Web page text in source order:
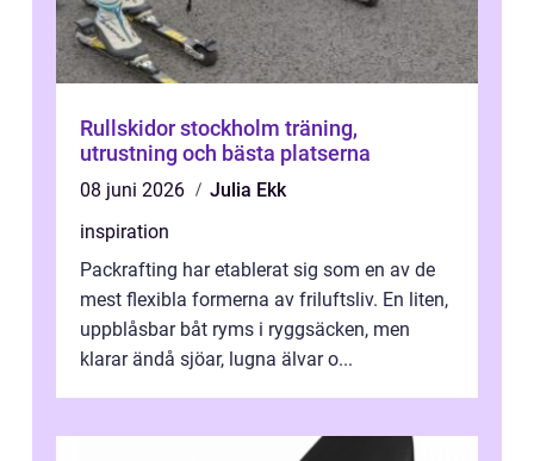
Rullskidor stockholm träning,
utrustning och bästa platserna
08 juni 2026
Julia Ekk
inspiration
Packrafting har etablerat sig som en av de
mest flexibla formerna av friluftsliv. En liten,
uppblåsbar båt ryms i ryggsäcken, men
klarar ändå sjöar, lugna älvar o...